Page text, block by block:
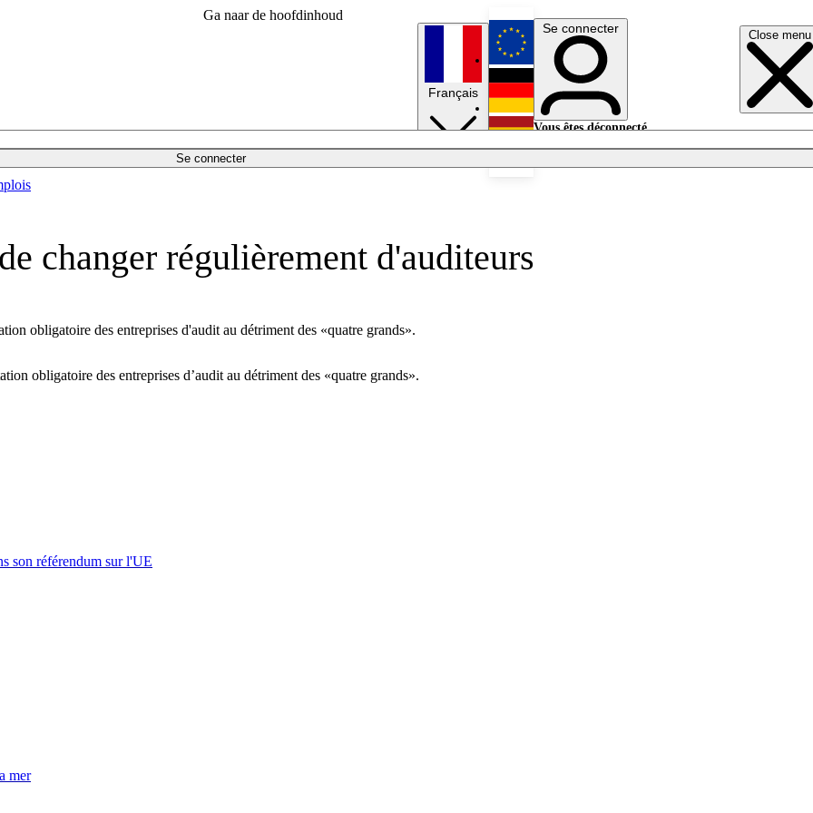
Ga naar de hoofdinhoud
Close menu
Se connecter
Français
English
Deutsch
Se connecter
Vous êtes déconnecté.
changer régulièrement d'auditeurs
obligatoire des entreprises d'audit au détriment des «quatre grands».
obligatoire des entreprises d’audit au détriment des «quatre grands».
son référendum sur l'UE
mer